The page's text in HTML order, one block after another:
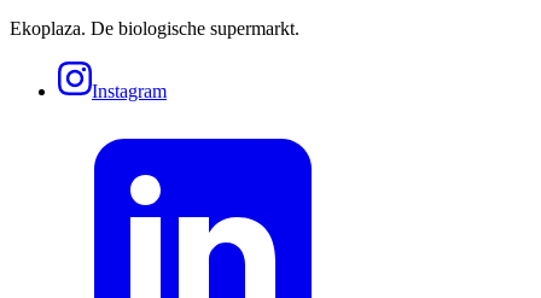
Ekoplaza. De biologische supermarkt.
Instagram